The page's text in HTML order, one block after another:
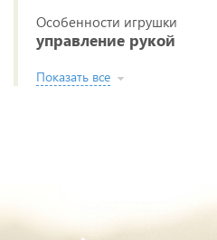
Особенности игрушки
управление рукой
Показать все